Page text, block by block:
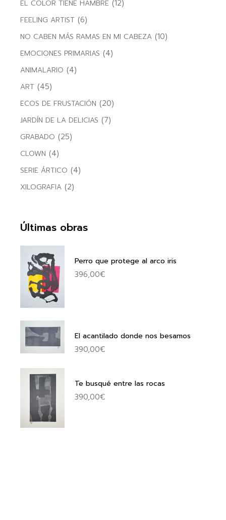
EL COLOR TIENE HAMBRE (12)
FEELING ARTIST (6)
NO CABEN MÁS RAMAS EN MI CABEZA (10)
EMOCIONES PRIMARIAS (4)
ANIMALARIO (4)
ART (45)
ECOS DE FRUSTACIÓN (20)
JARDÍN DE LA DELICIAS (7)
GRABADO (25)
CLOWN (4)
SERIE ÁRTICO (4)
XILOGRAFIA (2)
Últimas obras
Perro que protege al arco iris
396,00€
El acantilado donde nos besamos
390,00€
Te busqué entre las rocas
390,00€